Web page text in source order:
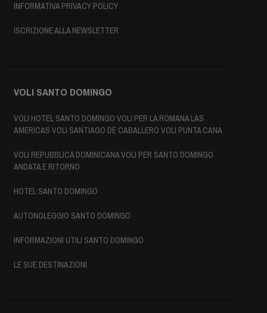
INFORMATIVA PRIVACY POLICY
ISCRIZIONE ALLA NEWSLETTER
VOLI SANTO DOMINGO
VOLI HOTEL SANTO DOMINGO VOLI PER LA ROMANA LAS
AMERICAS VOLI SANTIAGO DE CABALLERO VOLI PUNTA CANA
VOLI REPUBBLICA DOMINICANA VOLI PER SANTO DOMINGO
ANDATA E RITORNO
HOTEL SANTO DOMINGO
AUTONOLEGGIO SANTO DOMINGO
INFORMAZIONI UTILI SANTO DOMINGO
LE SUE DESTINAZIONI